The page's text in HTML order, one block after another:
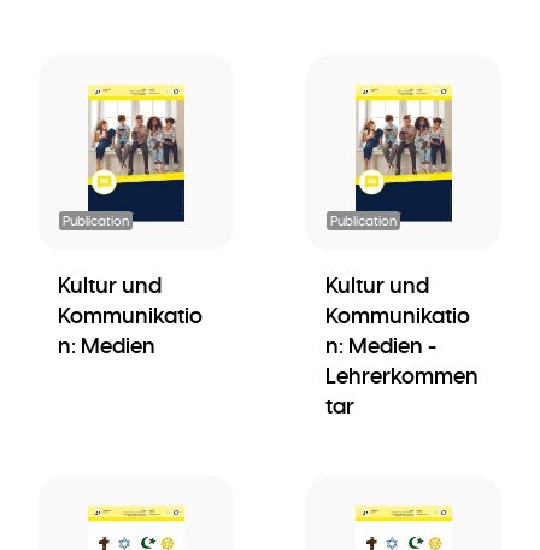
Publication
Kultur und
Kommunikatio
n: Medien
Publication
Kultur und
Kommunikatio
n: Medien -
Lehrerkommen
tar